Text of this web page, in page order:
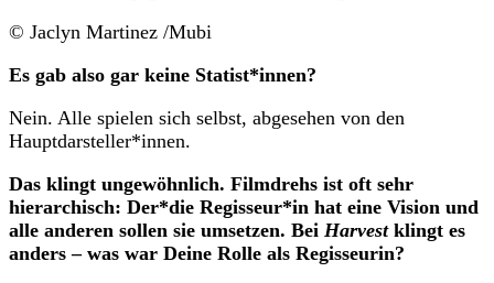
© Jaclyn Martinez /Mubi
Es gab also gar keine Statist*innen?
Nein. Alle spielen sich selbst, abgesehen von den
Hauptdarsteller*innen.
Das klingt ungewöhnlich. Filmdrehs ist oft sehr
hierarchisch: Der*die Regisseur*in hat eine Vision und
alle anderen sollen sie umsetzen. Bei Harvestklingt es
anders – was war Deine Rolle als Regisseurin?